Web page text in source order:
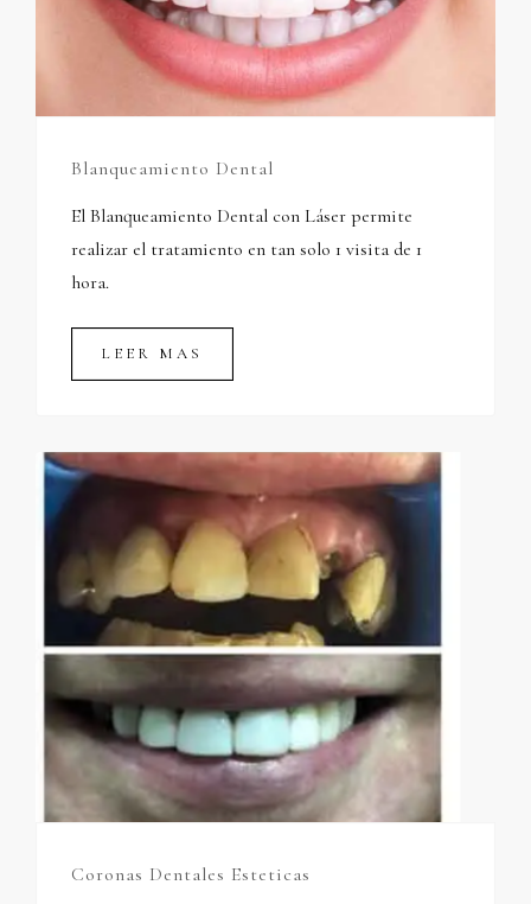
Blanqueamiento Dental
El Blanqueamiento Dental con Láser permite
realizar el tratamiento en tan solo 1 visita de 1
hora.
LEER MAS
Coronas Dentales Esteticas